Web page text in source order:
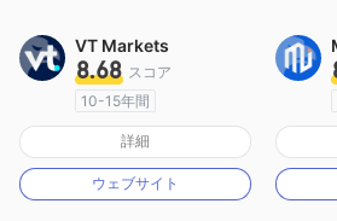
VT Markets
8.68 スコア
10-15年間
オーストラリア規制
マーケットメイキングライセンス（MM）
MT4フルライセンス
詳細
ウェブサイト